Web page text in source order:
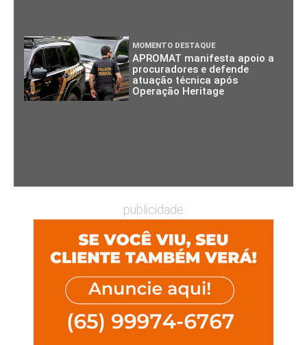
MOMENTO DESTAQUE
APROMAT manifesta apoio a
procuradores e defende
atuação técnica após
Operação Heritage
publicidade